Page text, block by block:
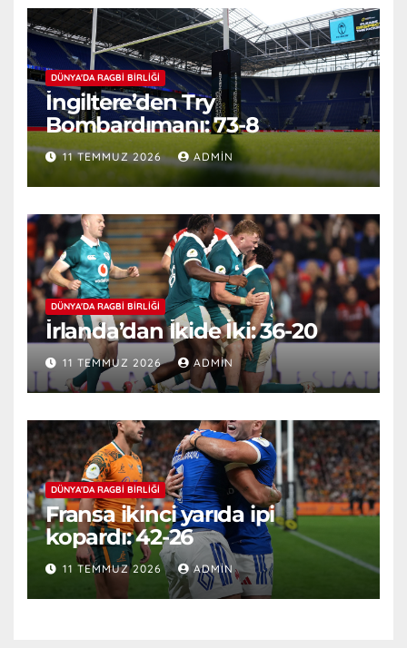
DÜNYA'DA RAGBI BIRLIĞI
İngiltere’den Try
Bombardımanı: 73-8
11 TEMMUZ 2026 ADMIN
DÜNYA'DA RAGBI BIRLIĞI
İrlanda’dan İkide İki: 36-20
11 TEMMUZ 2026 ADMIN
DÜNYA'DA RAGBI BIRLIĞI
Fransa ikinci yarıda ipi
kopardı: 42-26
11 TEMMUZ 2026 ADMIN